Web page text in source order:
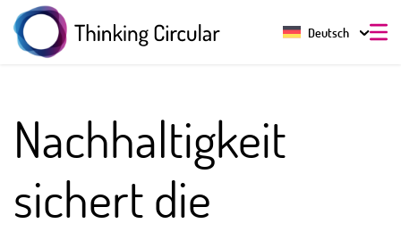
Deutsch
Nachhaltigkeit
sichert die